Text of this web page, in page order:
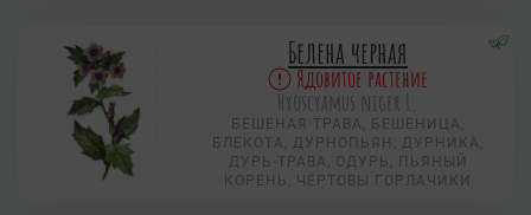
Белена черная
Ядовитое растение
Hyoscyamus niger L.
БЕШЕНАЯ ТРАВА, БЕШЕНИЦА,
БЛЕКОТА, ДУРНОПЬЯН, ДУРНИКА,
ДУРЬ-ТРАВА, ОДУРЬ, ПЬЯНЫЙ
КОРЕНЬ, ЧЁРТОВЫ ГОРЛАЧИКИ